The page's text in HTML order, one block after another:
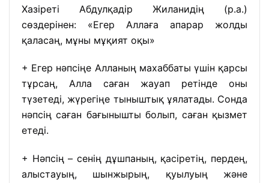
Хазіреті Абдулқадір Жиланидің (р.а.)
сөздерінен: «Егер Аллаға апарар жолды
қаласаң, мұны мұқият оқы»
+ Егер нәпсіңе Алланың махаббаты үшін қарсы
тұрсаң, Алла саған жауап ретінде оны
түзетеді, жүрегіңе тыныштық ұялатады. Сонда
нәпсің саған бағынышты болып, саған қызмет
етеді.
+ Нәпсің – сенің дұшпаның, қасіретің, пердең,
алыстауың, шынжырың, қуылуың және